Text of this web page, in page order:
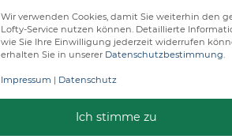
Jede
Wir verwenden Cookies, damit Sie weiterhin den
Lofty-Service nutzen können. Detaillierte
wie Sie Ihre Einwilligung jederzeit widerrufen
erhalten Sie in unserer Datenschutzbestimmung.
Impressum | Datenschutz
Ich stimme zu